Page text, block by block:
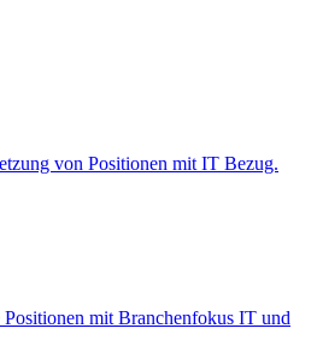
von Positionen mit IT Bezug.
mit Branchenfokus IT und